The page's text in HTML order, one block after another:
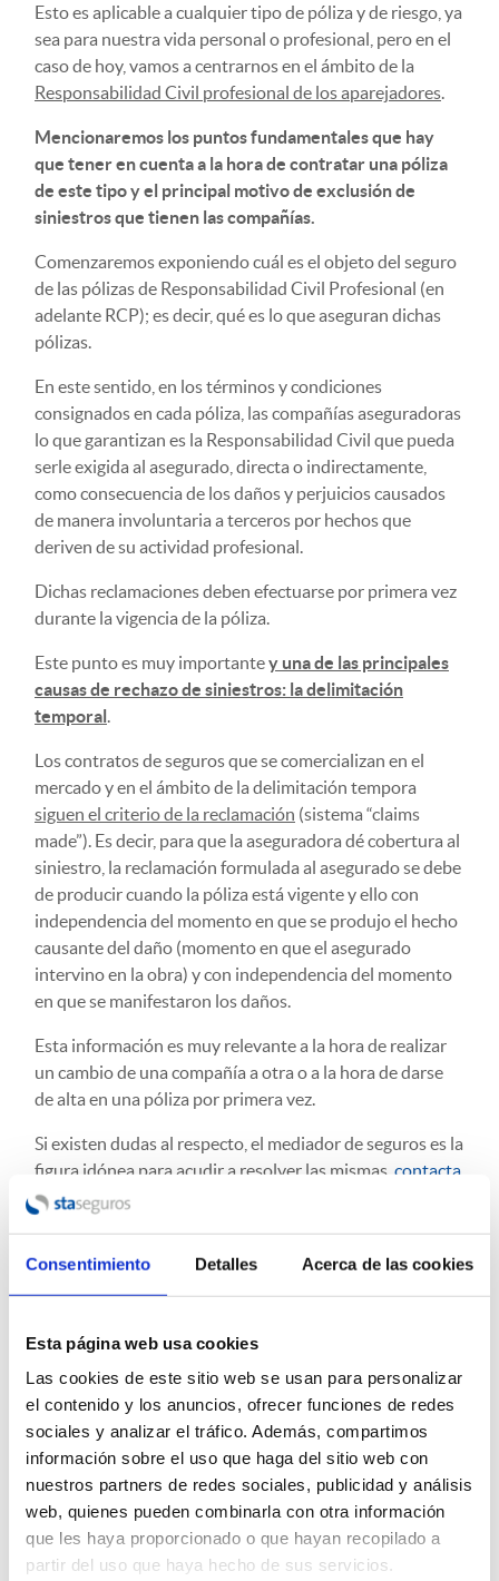
Consentimiento Detalles Acerca de las cookies
Esta página web usa cookies
Las cookies de este sitio web se usan para personalizar
el contenido y los anuncios, ofrecer funciones de redes
sociales y analizar el tráfico. Además, compartimos
información sobre el uso que haga del sitio web con
nuestros partners de redes sociales, publicidad y análisis
web, quienes pueden combinarla con otra información
que les haya proporcionado o que hayan recopilado a
partir del uso que haya hecho de sus servicios.
Esto es aplicable a cualquier tipo de póliza y de riesgo, ya
sea para nuestra vida personal o profesional, pero en el
caso de hoy, vamos a centrarnos en el ámbito de la
Responsabilidad Civil profesional de los aparejadores
Mencionaremos los puntos fundamentales que hay
que tener en cuenta a la hora de contratar una póliza
de este tipo y el principal motivo de exclusión de
siniestros que tienen las compañías.
Comenzaremos exponiendo cuál es el objeto del seguro
de las pólizas de Responsabilidad Civil Profesional (en
adelante RCP); es decir, qué es lo que aseguran dichas
pólizas.
En este sentido, en los términos y condiciones
consignados en cada póliza, las compañías aseguradoras
lo que garantizan es la Responsabilidad Civil que pueda
serle exigida al asegurado, directa o indirectamente,
como consecuencia de los daños y perjuicios causados
de manera involuntaria a terceros por hechos que
deriven de su actividad profesional.
Dichas reclamaciones deben efectuarse por primera vez
durante la vigencia de la póliza.
Este punto es muy importantey una de las principales
causas de rechazo de siniestros: la delimitación
temporal
Los contratos de seguros que se comercializan en el
mercado y en el ámbito de la delimitación tempora
siguen el criterio de la reclamación (sistema “claims
made”). Es decir, para que la aseguradora dé cobertura al
siniestro, la reclamación formulada al asegurado se debe
de producir cuando la póliza está vigente y ello con
independencia del momento en que se produjo el hecho
causante del daño (momento en que el asegurado
intervino en la obra) y con independencia del momento
en que se manifestaron los daños.
Esta información es muy relevante a la hora de realizar
un cambio de una compañía a otra o a la hora de darse
de alta en una póliza por primera vez.
Si existen dudas al respecto, el mediador de seguros es la
figura idónea para acudir a resolver las mismas, contacta
con nosotros
19/09/2024
Compartir esta entrada: